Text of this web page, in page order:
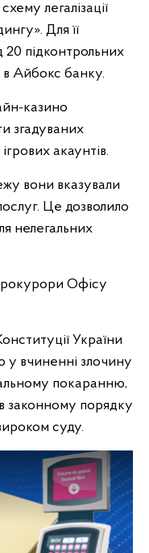
легалізації
Для її
20 підконтрольних
в Айбокс банку.
казино
згадуваних
акаунтів.
вони вказували
Це дозволило
нелегальних
Офісу
України
у вчиненні злочину
покаранню,
законному порядку
суду.